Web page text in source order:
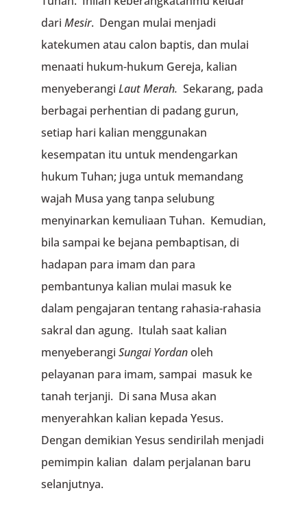
dari Mesir. Dengan mulai menjadi
katekumen atau calon baptis, dan mulai
menaati hukum-hukum Gereja, kalian
menyeberangi Laut Merah. Sekarang, pada
berbagai perhentian di padang gurun,
setiap hari kalian menggunakan
kesempatan itu untuk mendengarkan
hukum Tuhan; juga untuk memandang
wajah Musa yang tanpa selubung
menyinarkan kemuliaan Tuhan. Kemudian,
bila sampai ke bejana pembaptisan, di
hadapan para imam dan para
pembantunya kalian mulai masuk ke
dalam pengajaran tentang rahasia-rahasia
sakral dan agung. Itulah saat kalian
menyeberangi Sungai Yordanoleh
pelayanan para imam, sampai masuk ke
tanah terjanji. Di sana Musa akan
menyerahkan kalian kepada Yesus.
Dengan demikian Yesus sendirilah menjadi
pemimpin kalian dalam perjalanan baru
selanjutnya.